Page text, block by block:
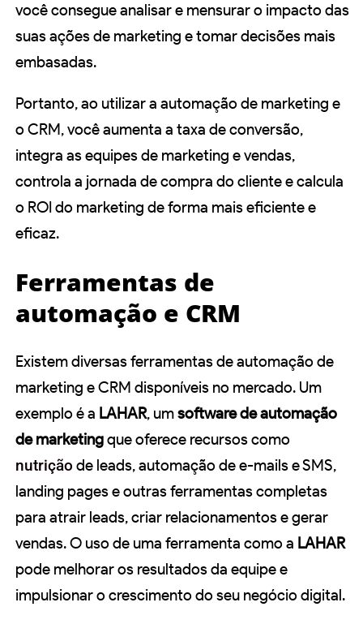
você consegue analisar e mensurar o impacto das
suas ações de marketing e tomar decisões mais
embasadas.
Portanto, ao utilizar a automação de marketing e
o CRM, você aumenta a taxa de conversão,
integra as equipes de marketing e vendas,
controla a jornada de compra do cliente e calcula
o ROI do marketing de forma mais eficiente e
eficaz.
Ferramentas de
automação e CRM
Existem diversas ferramentas de automação de
marketing e CRM disponíveis no mercado. Um
exemplo é a LAHAR, umsoftware de automação
de marketingque oferece recursos como
nutrição de leads, automação de e-mails e SMS,
landing pages e outras ferramentas completas
para atrair leads, criar relacionamentos e gerar
vendas. O uso de uma ferramenta como a LAHAR
pode melhorar os resultados da equipe e
impulsionar o crescimento do seu negócio digital.